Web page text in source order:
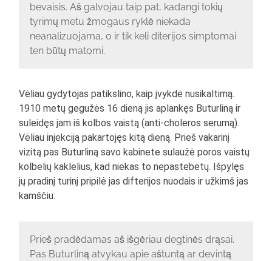
bevaisis. Aš galvojau taip pat, kadangi tokių
tyrimų metu žmogaus ryklė niekada
neanalizuojama, o ir tik keli diterijos simptomai
ten būtų matomi.
Vėliau gydytojas patikslino, kaip įvykdė nusikaltimą.
1910 metų gegužės 16 dieną jis aplankęs Buturliną ir
suleidęs jam iš kolbos vaistą (anti-choleros serumą).
Vėliau injekciją pakartojęs kitą dieną. Prieš vakarinį
vizitą pas Buturliną savo kabinete sulaužė poros vaistų
kolbelių kaklelius, kad niekas to nepastebėtų. Išpylęs
jų pradinį turinį pripilė jas difterijos nuodais ir užkimš jas
kamščiu.
Prieš pradėdamas aš išgėriau degtinės drąsai.
Pas Buturliną atvykau apie aštuntą ar devintą